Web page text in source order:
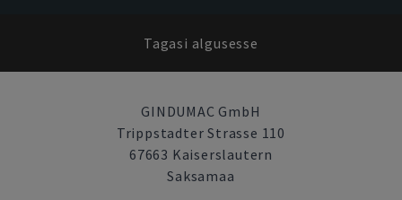
Tagasi algusesse
GINDUMAC GmbH
Trippstadter Strasse 110
67663 Kaiserslautern
Saksamaa